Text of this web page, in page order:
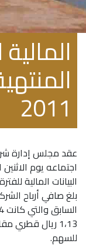
دلالة
2011
عقد مجلس إدارة
للسهم.